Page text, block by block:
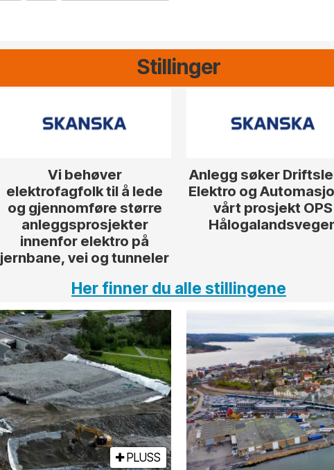
Stillinger
Vi behøver
elektrofagfolk til å lede
og gjennomføre større
anleggsprosjekter
innenfor elektro på
jernbane, vei og tunneler
Anlegg søker
Elektro og
vårt prosjekt OPS
Her finner du alle stillingene
PLUSS